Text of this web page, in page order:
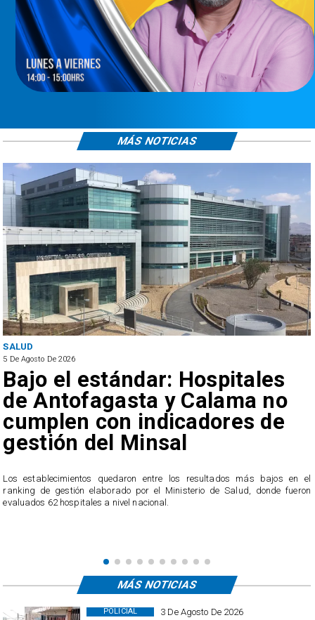
SALUD
5 De Agosto De 2026
Bajo el estándar: Hospitales
de Antofagasta y Calama no
cumplen con indicadores de
gestión del Minsal
Los establecimientos quedaron entre los resultados más bajos en el
ranking de gestión elaborado por el Ministerio de Salud, donde fueron
evaluados 62 hospitales a nivel nacional.
MÁS NOTICIAS
3 De Agosto De 2026
POLICIAL
MÁS NOTICIAS